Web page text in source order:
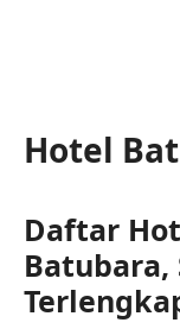
Hotel
Daftar